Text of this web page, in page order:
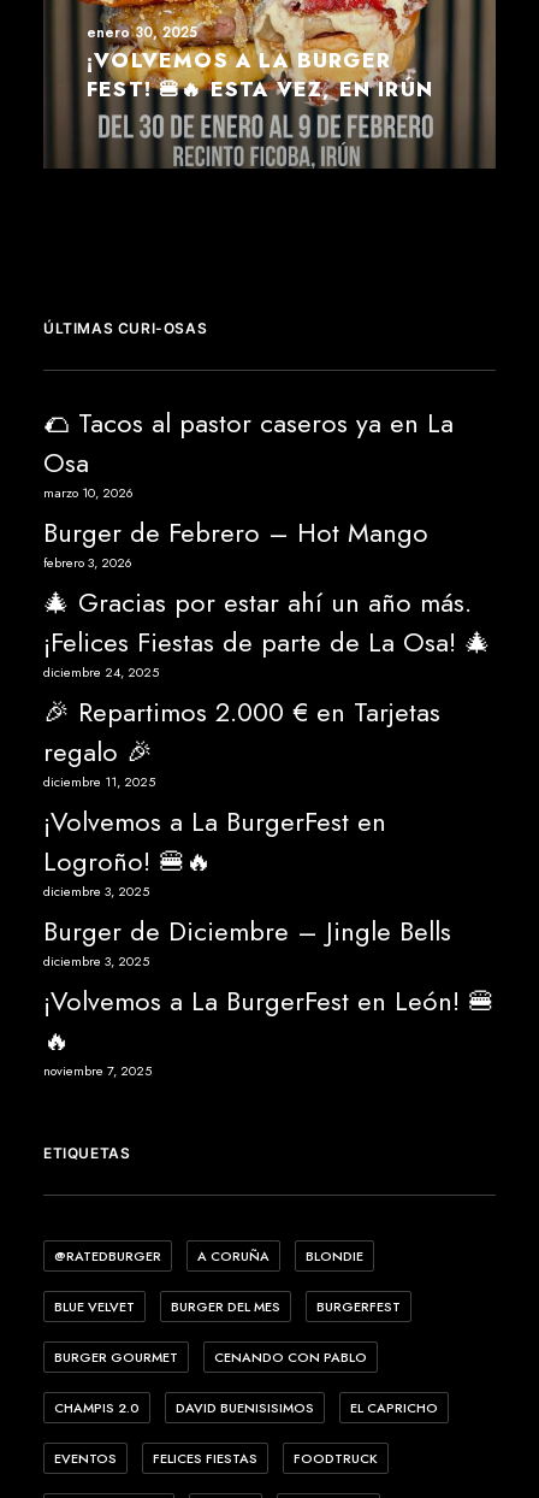
enero 30, 2025
¡VOLVEMOS A LA BURGER
FEST! 🍔🔥 ESTA VEZ, EN IRÚN
ÚLTIMAS CURI-OSAS
🌮 Tacos al pastor caseros ya en La
Osa
marzo 10, 2026
Burger de Febrero – Hot Mango
febrero 3, 2026
🎄 Gracias por estar ahí un año más.
¡Felices Fiestas de parte de La Osa! 🎄
diciembre 24, 2025
🎉 Repartimos 2.000 € en Tarjetas
regalo 🎉
diciembre 11, 2025
¡Volvemos a La BurgerFest en
Logroño! 🍔🔥
diciembre 3, 2025
Burger de Diciembre – Jingle Bells
diciembre 3, 2025
¡Volvemos a La BurgerFest en León! 🍔
🔥
noviembre 7, 2025
ETIQUETAS
@RATEDBURGER A CORUÑA BLONDIE
BLUE VELVET BURGER DEL MES BURGERFEST
BURGER GOURMET CENANDO CON PABLO
CHAMPIS 2.0 DAVID BUENISISIMOS EL CAPRICHO
EVENTOS FELICES FIESTAS FOODTRUCK